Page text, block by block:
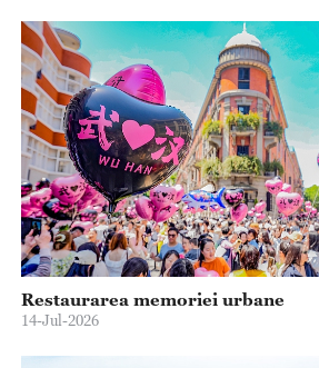
Restaurarea memoriei urbane
14-Jul-2026